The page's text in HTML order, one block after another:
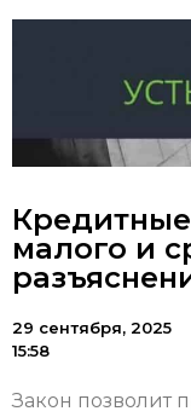
малого и
29 сентября, 2025
15:58
Закон позволит